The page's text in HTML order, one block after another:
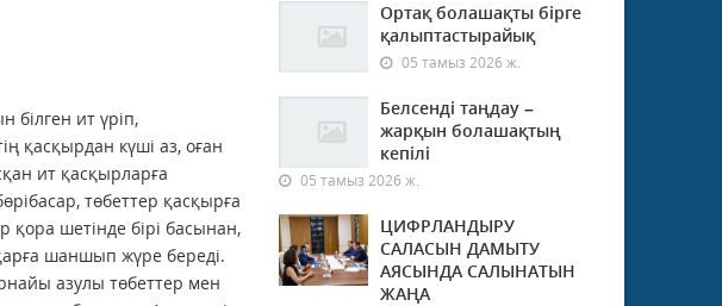
ит үріп,
қасқырдан күші аз, оған
ит қасқырларға
төбеттер қасқырға
шетінде бірі басынан,
шаншып жүре береді.
азулы төбеттер мен
Ортақ болашақты бірге
қалыптастырайық
05 тамыз 2026 ж.
Белсенді таңдау –
жарқын болашақтың
кепілі
05 тамыз 2026 ж.
ЦИФРЛАНДЫРУ
САЛАСЫН ДАМЫТУ
АЯСЫНДА САЛЫНАТЫН
ЖАҢА